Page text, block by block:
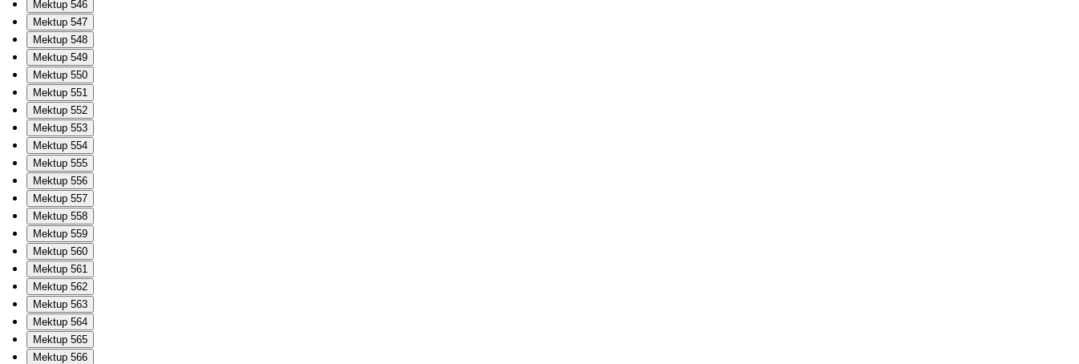
Mektup 546
Mektup 547
Mektup 548
Mektup 549
Mektup 550
Mektup 551
Mektup 552
Mektup 553
Mektup 554
Mektup 555
Mektup 556
Mektup 557
Mektup 558
Mektup 559
Mektup 560
Mektup 561
Mektup 562
Mektup 563
Mektup 564
Mektup 565
Mektup 566